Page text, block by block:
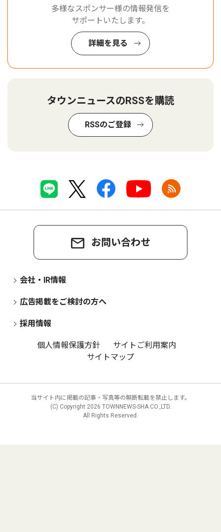
多様なスポンサー様の情報発信を
サポートいたします。
詳細を見る
タウンニュースのRSSを購読
RSSのご登録
お問い合わせ
会社・IR情報
広告掲載をご検討の方へ
採用情報
個人情報保護方針
サイトご利用案内
サイトマップ
当サイト内に掲載の記事・写真等の無断転載を禁止します。
(C) Copyright 2026 TOWNNEWS-SHA CO.,LTD.
All Rights Reserved.